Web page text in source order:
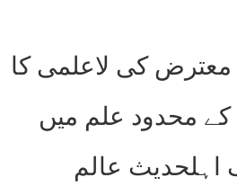
معترض کی لاعلمی کا
محدود علم میں
اہلحدیث عالم